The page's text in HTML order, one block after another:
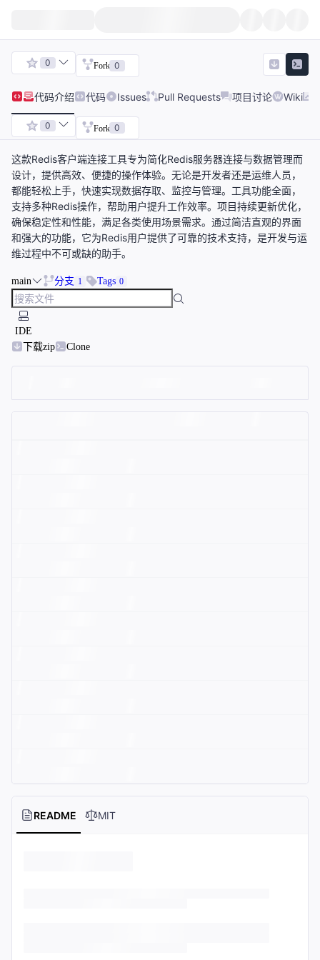
0 Fork 0
代码介绍 代码 Issues Pull Requests 项目讨论 Wiki
0 Fork 0
这款Redis客户端连接工具专为简化Redis服务器连接与数据管理而
设计，提供高效、便捷的操作体验。无论是开发者还是运维人员，
都能轻松上手，快速实现数据存取、监控与管理。工具功能全面，
支持多种Redis操作，帮助用户提升工作效率。项目持续更新优化，
确保稳定性和性能，满足各类使用场景需求。通过简洁直观的界面
和强大的功能，它为Redis用户提供了可靠的技术支持，是开发与运
维过程中不可或缺的助手。
main 分支 1 Tags 0
IDE
下载zip
Clone
README MIT